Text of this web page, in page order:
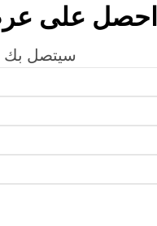
احصل على
سيتصل بك